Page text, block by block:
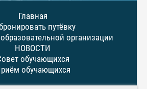
Главная
путёвку
организации
НОВОСТИ
обучающихся
обучающихся